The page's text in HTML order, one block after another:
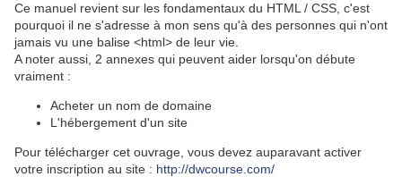
Ce manuel revient sur les fondamentaux du HTML / CSS, c'est
pourquoi il ne s'adresse à mon sens qu'à des personnes qui n'ont
jamais vu une balise <html> de leur vie.
A noter aussi, 2 annexes qui peuvent aider lorsqu'on débute
vraiment :
Acheter un nom de domaine
L'hébergement d'un site
Pour télécharger cet ouvrage, vous devez auparavant activer
votre inscription au site : http://dwcourse.com/